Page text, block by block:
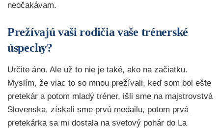
neočakávam.
Prežívajú vaši rodičia vaše trénerské
úspechy?
Určite áno. Ale už to nie je také, ako na začiatku.
Myslím, že viac to so mnou prežívali, keď som bol ešte
pretekár a potom mladý tréner, išli sme na majstrovstvá
Slovenska, získali sme prvú medailu, potom prvá
pretekárka sa mi dostala na svetový pohár do La